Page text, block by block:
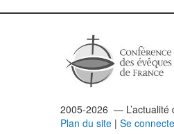
2005-2026 — L’actualité
Plan du site | Se